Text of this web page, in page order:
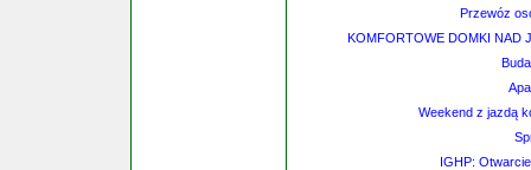
Przewóz
KOMFORTOWE DOMKI NAD
Weekend z jazdą
IGHP: